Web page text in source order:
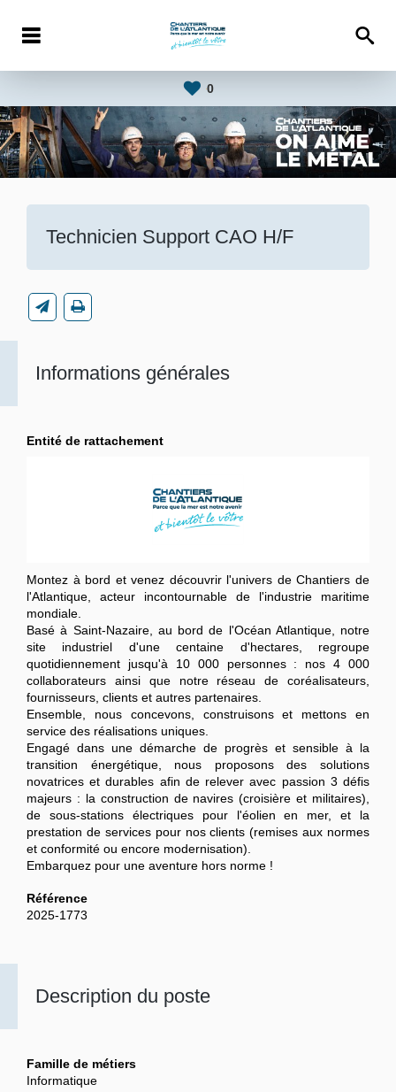
0
Technicien Support CAO H/F
Description du poste
Famille de métiers
Informatique
Informations générales
Entité de rattachement
Montez à bord et venez découvrir l'univers de Chantiers de
l'Atlantique, acteur incontournable de l'industrie maritime
mondiale.
Basé à Saint-Nazaire, au bord de l'Océan Atlantique, notre
site industriel d'une centaine d'hectares, regroupe
quotidiennement jusqu'à 10 000 personnes : nos 4 000
collaborateurs ainsi que notre réseau de coréalisateurs,
fournisseurs, clients et autres partenaires.
Ensemble, nous concevons, construisons et mettons en
service des réalisations uniques.
Engagé dans une démarche de progrès et sensible à la
transition énergétique, nous proposons des solutions
novatrices et durables afin de relever avec passion 3 défis
majeurs : la construction de navires (croisière et militaires),
de sous-stations électriques pour l'éolien en mer, et la
prestation de services pour nos clients (remises aux normes
et conformité ou encore modernisation).
Embarquez pour une aventure hors norme !
Référence
2025-1773